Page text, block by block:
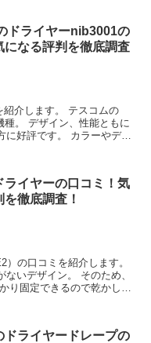
ドライヤーnib3001の
になる評判を徹底調査
紹介します。 テスコムの
種。 デザイン、性能ともに
に好評です。 カラーやデザ
ライヤーの口コミ！気
徹底調査！
の口コミを紹介します。
いデザイン。 そのため、
り固定できるので乾かしや
ドライヤードレープの